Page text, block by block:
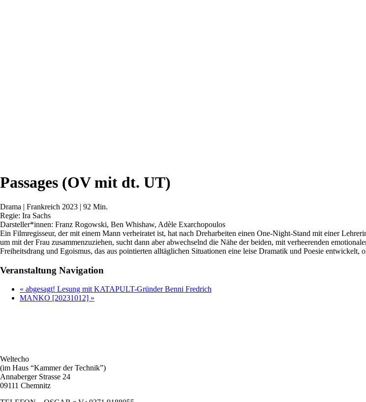
Passages (OV mit dt. UT)
Drama | Frankreich 2023 | 92 Min.
Regie: Ira Sachs
Darsteller*innen: Franz Rogowski, Ben Whishaw, Adèle Exarchopoulos
Ein Filmregisseur, der mit einem Mann verheiratet ist, hat nach Dreharbeiten einen One-Night-Stand mit einer
um mit der Frau zusammenzuziehen, sucht dann aber abwechselnd die Nähe der beiden, mit verheerenden
Freiheitsdrang und Egoismus, das aus pointierten alltäglichen Situationen eine leise Dramatik und Poesie entwickelt,
Veranstaltung Navigation
« abgesagt! Lesung mit KATAPULT-Gründer Benni Fredrich
MANKO [20231012] »
Weltecho
(im Haus “Kammer der Technik”)
Annaberger Strasse 24
09111 Chemnitz